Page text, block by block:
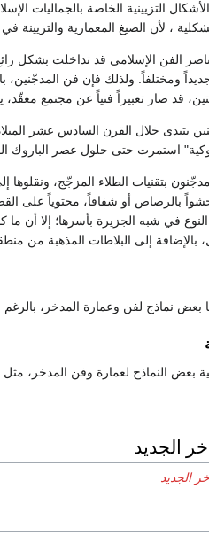
التزيينية الخاصة بالجماليات
، لأن الصيغ المعمارية
الفن الإسلامي قد تداخلت بشكل
ومختلفاً. ولذلك فإن فن المدجّنين،
قد صار تعبيراً فنياً عن مجتمع معقّد،
استمرت حتى حلول عصر الباروك
بتقنيات الطلاء المزجّج، ونقلوها
بالرصاص أو شفافاً، محتوياً على
النوع في شبه الجزيرة بأسرها؛ إلا
بالإضافة إلى البلاطات المذهبة من
بعض نماذج لفن وعمارة المدخر، بالرغم
بعض النماذج لعمارة وفن المدخر، مثل
الجديد
الجديد